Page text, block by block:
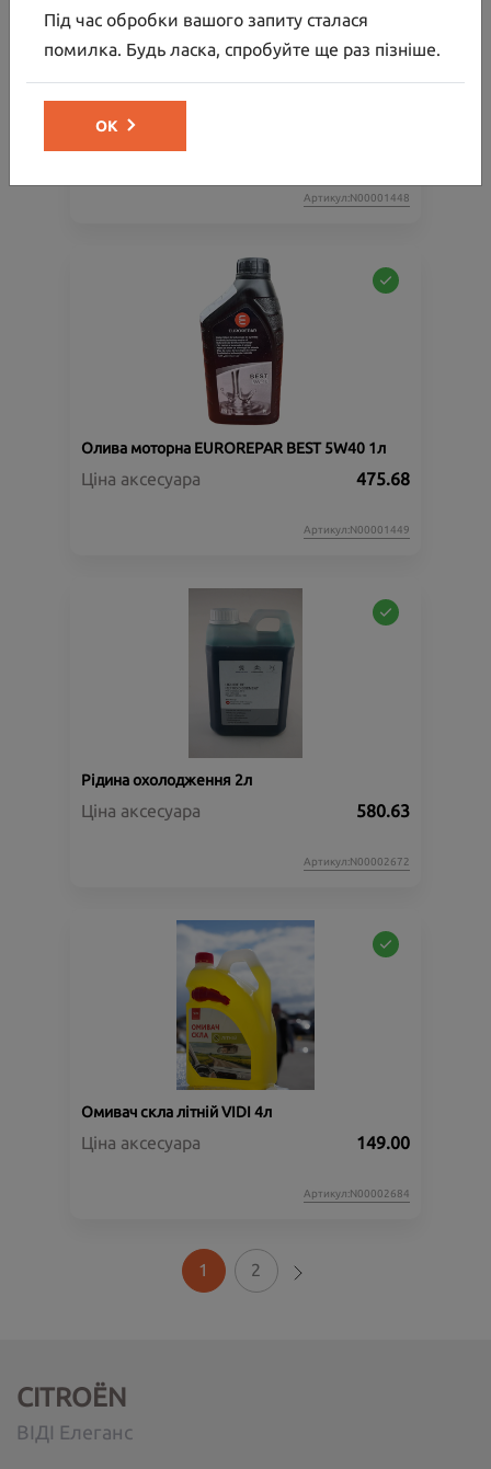
5W30, 1 л
Ціна аксесуара
Артикул:N00001448
Олива моторна EUROREPAR BEST 5W40 1л
Ціна аксесуара 475.68
Артикул:N00001449
Рідина охолодження 2л
Ціна аксесуара 580.63
Артикул:N00002672
Омивач скла літній VIDI 4л
Ціна аксесуара 149.00
Артикул:N00002684
1 2
CITROËN
ВІДІ Елеганс
Під час обробки вашого запиту сталася
помилка. Будь ласка, спробуйте ще раз пізніше.
ОК